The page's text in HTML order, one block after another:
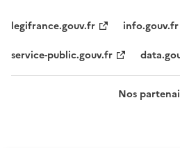
legifrance.gouv.fr
info.gouv.fr
service-public.gouv.fr
Nos